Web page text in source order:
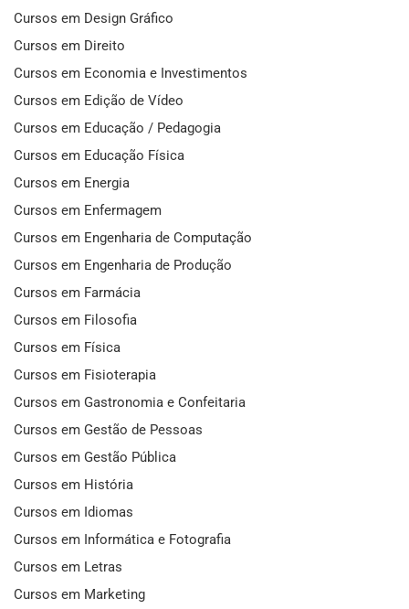
Cursos em Design Gráfico
Cursos em Direito
Cursos em Economia e Investimentos
Cursos em Edição de Vídeo
Cursos em Educação / Pedagogia
Cursos em Educação Física
Cursos em Energia
Cursos em Enfermagem
Cursos em Engenharia de Computação
Cursos em Engenharia de Produção
Cursos em Farmácia
Cursos em Filosofia
Cursos em Física
Cursos em Fisioterapia
Cursos em Gastronomia e Confeitaria
Cursos em Gestão de Pessoas
Cursos em Gestão Pública
Cursos em História
Cursos em Idiomas
Cursos em Informática e Fotografia
Cursos em Letras
Cursos em Marketing